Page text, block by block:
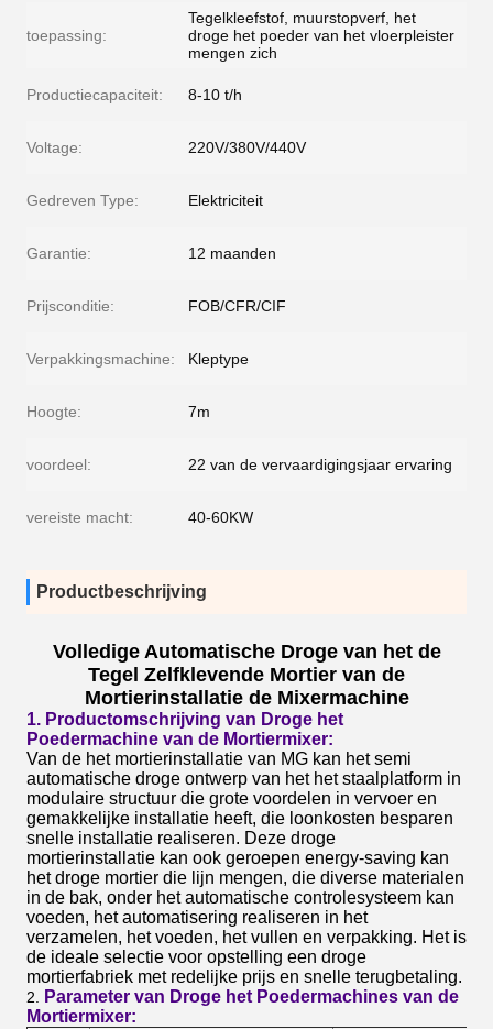
toepassing:
Tegelkleefstof, muurstopverf, het
droge het poeder van het vloerpleister
mengen zich
Productiecapaciteit: 8-10 t/h
Voltage: 220V/380V/440V
Gedreven Type: Elektriciteit
Garantie: 12 maanden
Prijsconditie: FOB/CFR/CIF
Verpakkingsmachine: Kleptype
Hoogte: 7m
voordeel: 22 van de vervaardigingsjaar ervaring
vereiste macht: 40-60KW
Productbeschrijving
Volledige Automatische Droge van het de
Tegel Zelfklevende Mortier van de
Mortierinstallatie de Mixermachine
1. Productomschrijving van Droge het
Poedermachine van de Mortiermixer:
Van de het mortierinstallatie van MG kan het semi
automatische droge ontwerp van het het staalplatform in
modulaire structuur die grote voordelen in vervoer en
gemakkelijke installatie heeft, die loonkosten besparen
snelle installatie realiseren. Deze droge
mortierinstallatie kan ook geroepen energy-saving kan
het droge mortier die lijn mengen, die diverse materialen
in de bak, onder het automatische controlesysteem kan
voeden, het automatisering realiseren in het
verzamelen, het voeden, het vullen en verpakking. Het is
de ideale selectie voor opstelling een droge
mortierfabriek met redelijke prijs en snelle terugbetaling.
2.
Parameter van Droge het Poedermachines van de
Mortiermixer: